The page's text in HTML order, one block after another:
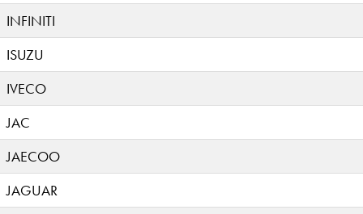
INFINITI
ISUZU
IVECO
JAC
JAECOO
JAGUAR